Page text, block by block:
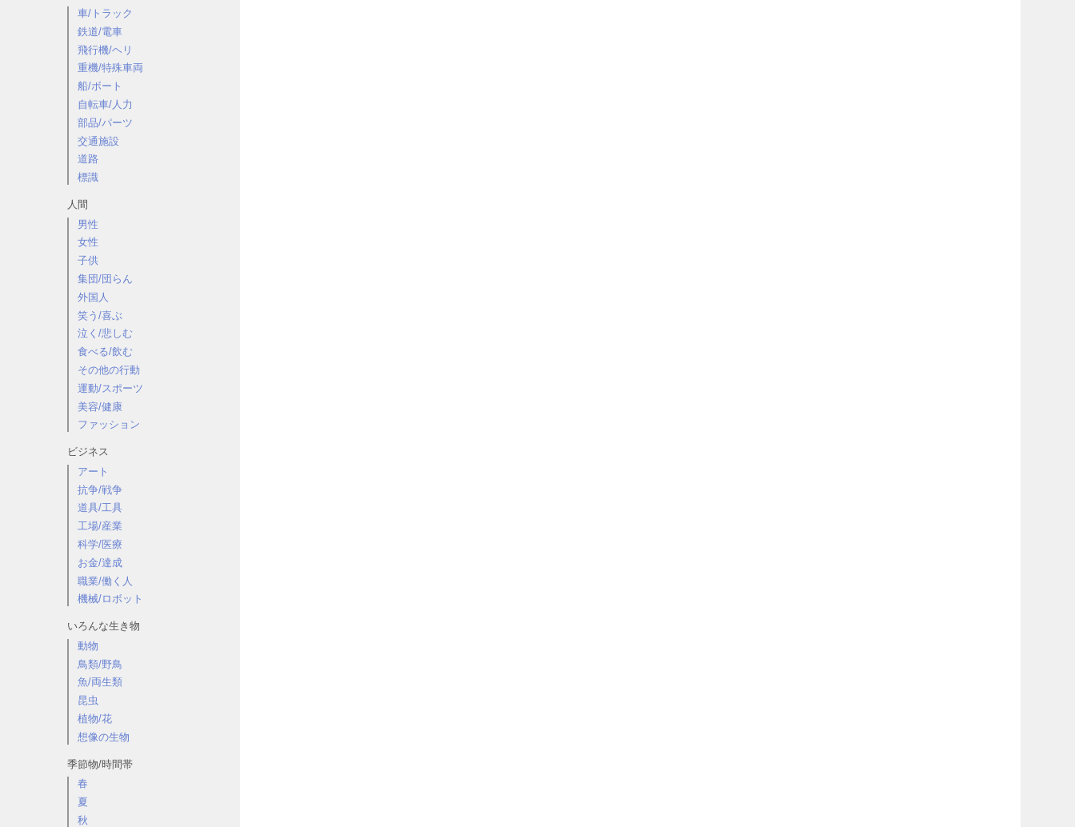
車/トラック
鉄道/電車
飛行機/ヘリ
重機/特殊車両
船/ボート
自転車/人力
部品/パーツ
交通施設
道路
標識
人間
男性
女性
子供
集団/団らん
外国人
笑う/喜ぶ
泣く/悲しむ
食べる/飲む
その他の行動
運動/スポーツ
美容/健康
ファッション
ビジネス
アート
抗争/戦争
道具/工具
工場/産業
科学/医療
お金/達成
職業/働く人
機械/ロボット
いろんな生き物
動物
鳥類/野鳥
魚/両生類
昆虫
植物/花
想像の生物
季節物/時間帯
春
夏
秋